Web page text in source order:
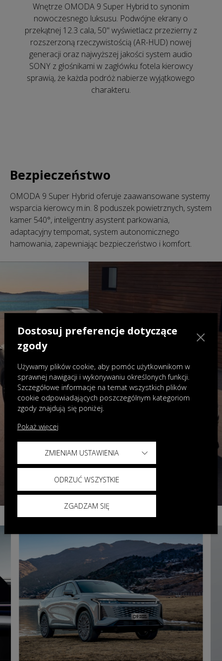
Wnętrze OMODA 9 Super Hybrid to synonim
nowoczesnego luksusu. Podwójne ekrany o
przekątnej 12.3 cala, 50" wyświetlacz przezierny z
rozszerzoną rzeczywistością (AR-HUD) nowej
generacji oraz najwyższej jakości system audio
SONY z głośnikami w zagłówku fotela kierowcy
sprawią, że każda podróż nabierze wyjątkowego
charakteru.
Bezpieczeństwo
OMODA 9 Super Hybrid oferuje zaawansowane systemy
wsparcia kierowcy m.in. 8 poduszek powietrznych, system
kamer 540°, inteligentny asystent parkowania,
adaptacyjny tempomat, system autonomicznego
hamowania, zapewniając bezpieczeństwo i komfort.
Dostosuj preferencje dotyczące
zgody
Używamy plików cookie, aby pomóc użytkownikom w
sprawnej nawigacji i wykonywaniu określonych funkcji.
Szczegółowe informacje na temat wszystkich plików
cookie odpowiadających poszczególnym kategoriom
zgody znajdują się poniżej.
Pokaż więcej
ZMIENIAM USTAWIENIA
ODRZUĆ WSZYSTKIE
ZGADZAM SIĘ